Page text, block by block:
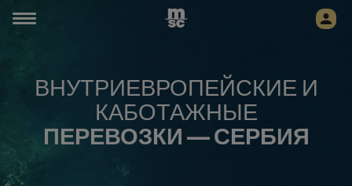
ВНУТРИЕВРОПЕЙСКИЕ И
КАБОТАЖНЫЕ
ПЕРЕВОЗКИ — СЕРБИЯ